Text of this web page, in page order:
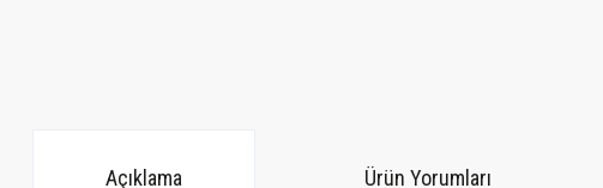
Açıklama Ürün Yorumları